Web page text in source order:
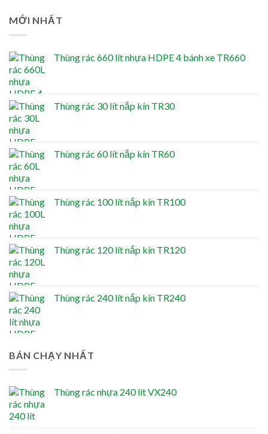
MỚI NHẤT
Thùng rác 660 lít nhựa HDPE 4 bánh xe TR660
Thùng rác 30 lít nắp kín TR30
Thùng rác 60 lít nắp kín TR60
Thùng rác 100 lít nắp kín TR100
Thùng rác 120 lít nắp kín TR120
Thùng rác 240 lít nắp kín TR240
BÁN CHẠY NHẤT
Thùng rác nhựa 240 lít VX240